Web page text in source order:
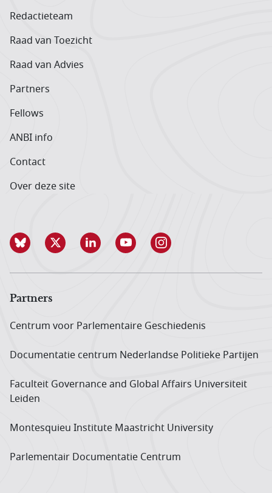
Redactieteam
Raad van Toezicht
Raad van Advies
Partners
Fellows
ANBI info
Contact
Over deze site
Partners
Centrum voor Parlementaire Geschiedenis
Documentatie centrum Neder­landse Politieke Partijen
Faculteit Governance and Global Affairs Universiteit
Leiden
Montesquieu Institute Maastricht University
Parlementair Documentatie Centrum